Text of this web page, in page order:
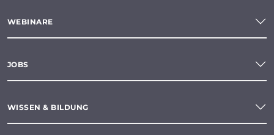
WEBINARE
JOBS
WISSEN & BILDUNG